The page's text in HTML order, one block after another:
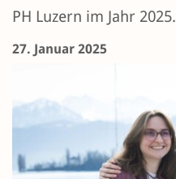
PH Luzern im Jahr 2025.
27. Januar 2025